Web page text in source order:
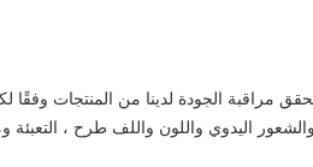
مراقبة الجودة لدينا من المنتجات
اليدوي واللون واللف طرح ، التعبئة